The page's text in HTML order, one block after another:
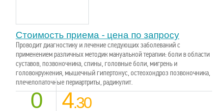
Стоимость приема - цена по запросу
Проводит диагностику и лечение следующих заболеваний с
применением различных методик мануальной терапии: боли в области
суставов, позвоночника, спины, головные боли, мигрень и
головокружения, мышечный гипертонус, остеохондроз позвоночника,
плечелопаточные периартриты, радикулит.
0 4.30